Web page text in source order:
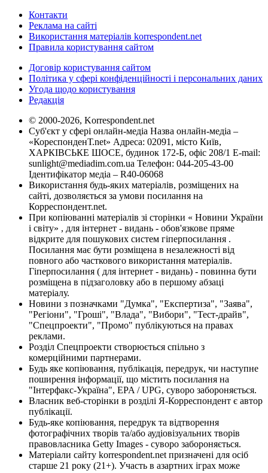
Контакти
Реклама на сайті
Використання матеріалів korrespondent.net
Правила користування сайтом
Договір користування сайтом
Політика у сфері конфіденційності і персональних даних
Угода щодо користування
Редакція
© 2000-2026, Korrespondent.net
Суб'єкт у сфері онлайн-медіа Назва онлайн-медіа –
«КореспонденТ.net» Адреса: 02091, місто Київ,
ХАРКІВСЬКЕ ШОСЕ, будинок 172-Б, офіс 208/1 E-mail:
sunlight@mediadim.com.ua Телефон: 044-205-43-00
Ідентифікатор медіа – R40-06068
Використання будь-яких матеріалів, розміщених на
сайті, дозволяється за умови посилання на
Корреспондент.net.
При копіюванні матеріалів зі сторінки « Новини України
і світу» , для інтернет - видань - обов'язкове пряме
відкрите для пошукових систем гіперпосилання .
Посилання має бути розміщена в незалежності від
повного або часткового використання матеріалів.
Гіперпосилання ( для інтернет - видань) - повинна бути
розміщена в підзаголовку або в першому абзаці
матеріалу.
Новини з позначками "Думка", "Експертиза", "Заява",
"Регіони", "Гроші", "Влада", "Вибори", "Тест-драйв",
"Спецпроекти", "Промо" публікуються на правах
реклами.
Розділ Спецпроекти створюється спільно з
комерційними партнерами.
Будь яке копіювання, публікація, передрук, чи наступне
поширення інформації, що містить посилання на
"Інтерфакс-Україна", EPA / UPG, суворо забороняється.
Власник веб-сторінки в розділі Я-Корреспондент є автор
публікації.
Будь-яке копіювання, передрук та відтворення
фотографічних творів та/або аудіовізуальних творів
правовласника Getty Images - суворо забороняється.
Матеріали сайту korrespondent.net призначені для осіб
старше 21 року (21+). Участь в азартних іграх може